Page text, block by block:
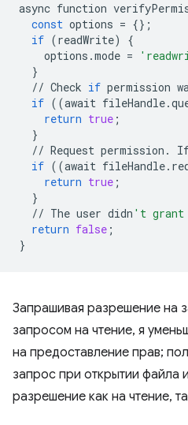
async function
const options = {};
if (readWrite)
{
options .mode =
}
// Check if permission
if ((await fileHandle.
return true ;
}
// Request permission .
if ((await fileHandle.
return true ;
}
// The user didn 't grant
return false ;
}
Запрашивая разрешение на
запросом на чтение, я
на предоставление прав;
запрос при открытии файла
разрешение как на чтение,